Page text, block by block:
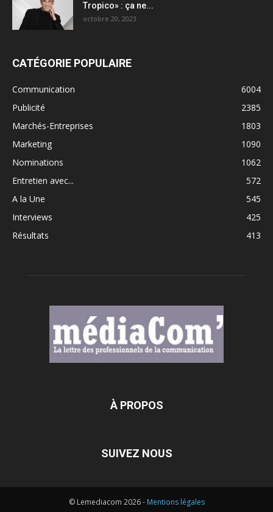
Tropico» : ça ne...
octobre 20, 2023
CATÉGORIE POPULAIRE
Communication
6004
Publicité
2385
Marchés-Entreprises
1803
Marketing
1090
Nominations
1062
Entretien avec...
572
A la Une
545
Interviews
425
Résultats
413
À PROPOS
SUIVEZ NOUS
© Lemediacom 2026 - Mentions légales